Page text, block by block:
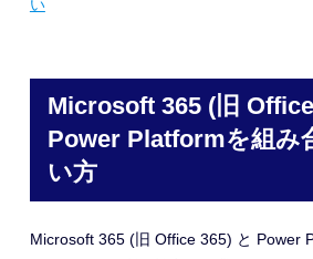
い
Microsoft 365 (旧
Power Platformを組み
い方
Microsoft 365 (旧 Office 365) と Power